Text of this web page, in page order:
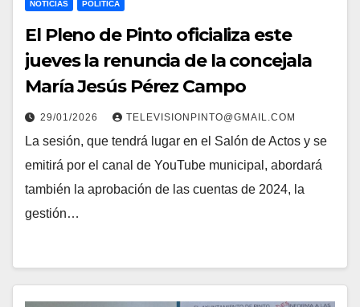
NOTICIAS POLÍTICA
El Pleno de Pinto oficializa este
jueves la renuncia de la concejala
María Jesús Pérez Campo
29/01/2026 TELEVISIONPINTO@GMAIL.COM
La sesión, que tendrá lugar en el Salón de Actos y se
emitirá por el canal de YouTube municipal, abordará
también la aprobación de las cuentas de 2024, la
gestión…